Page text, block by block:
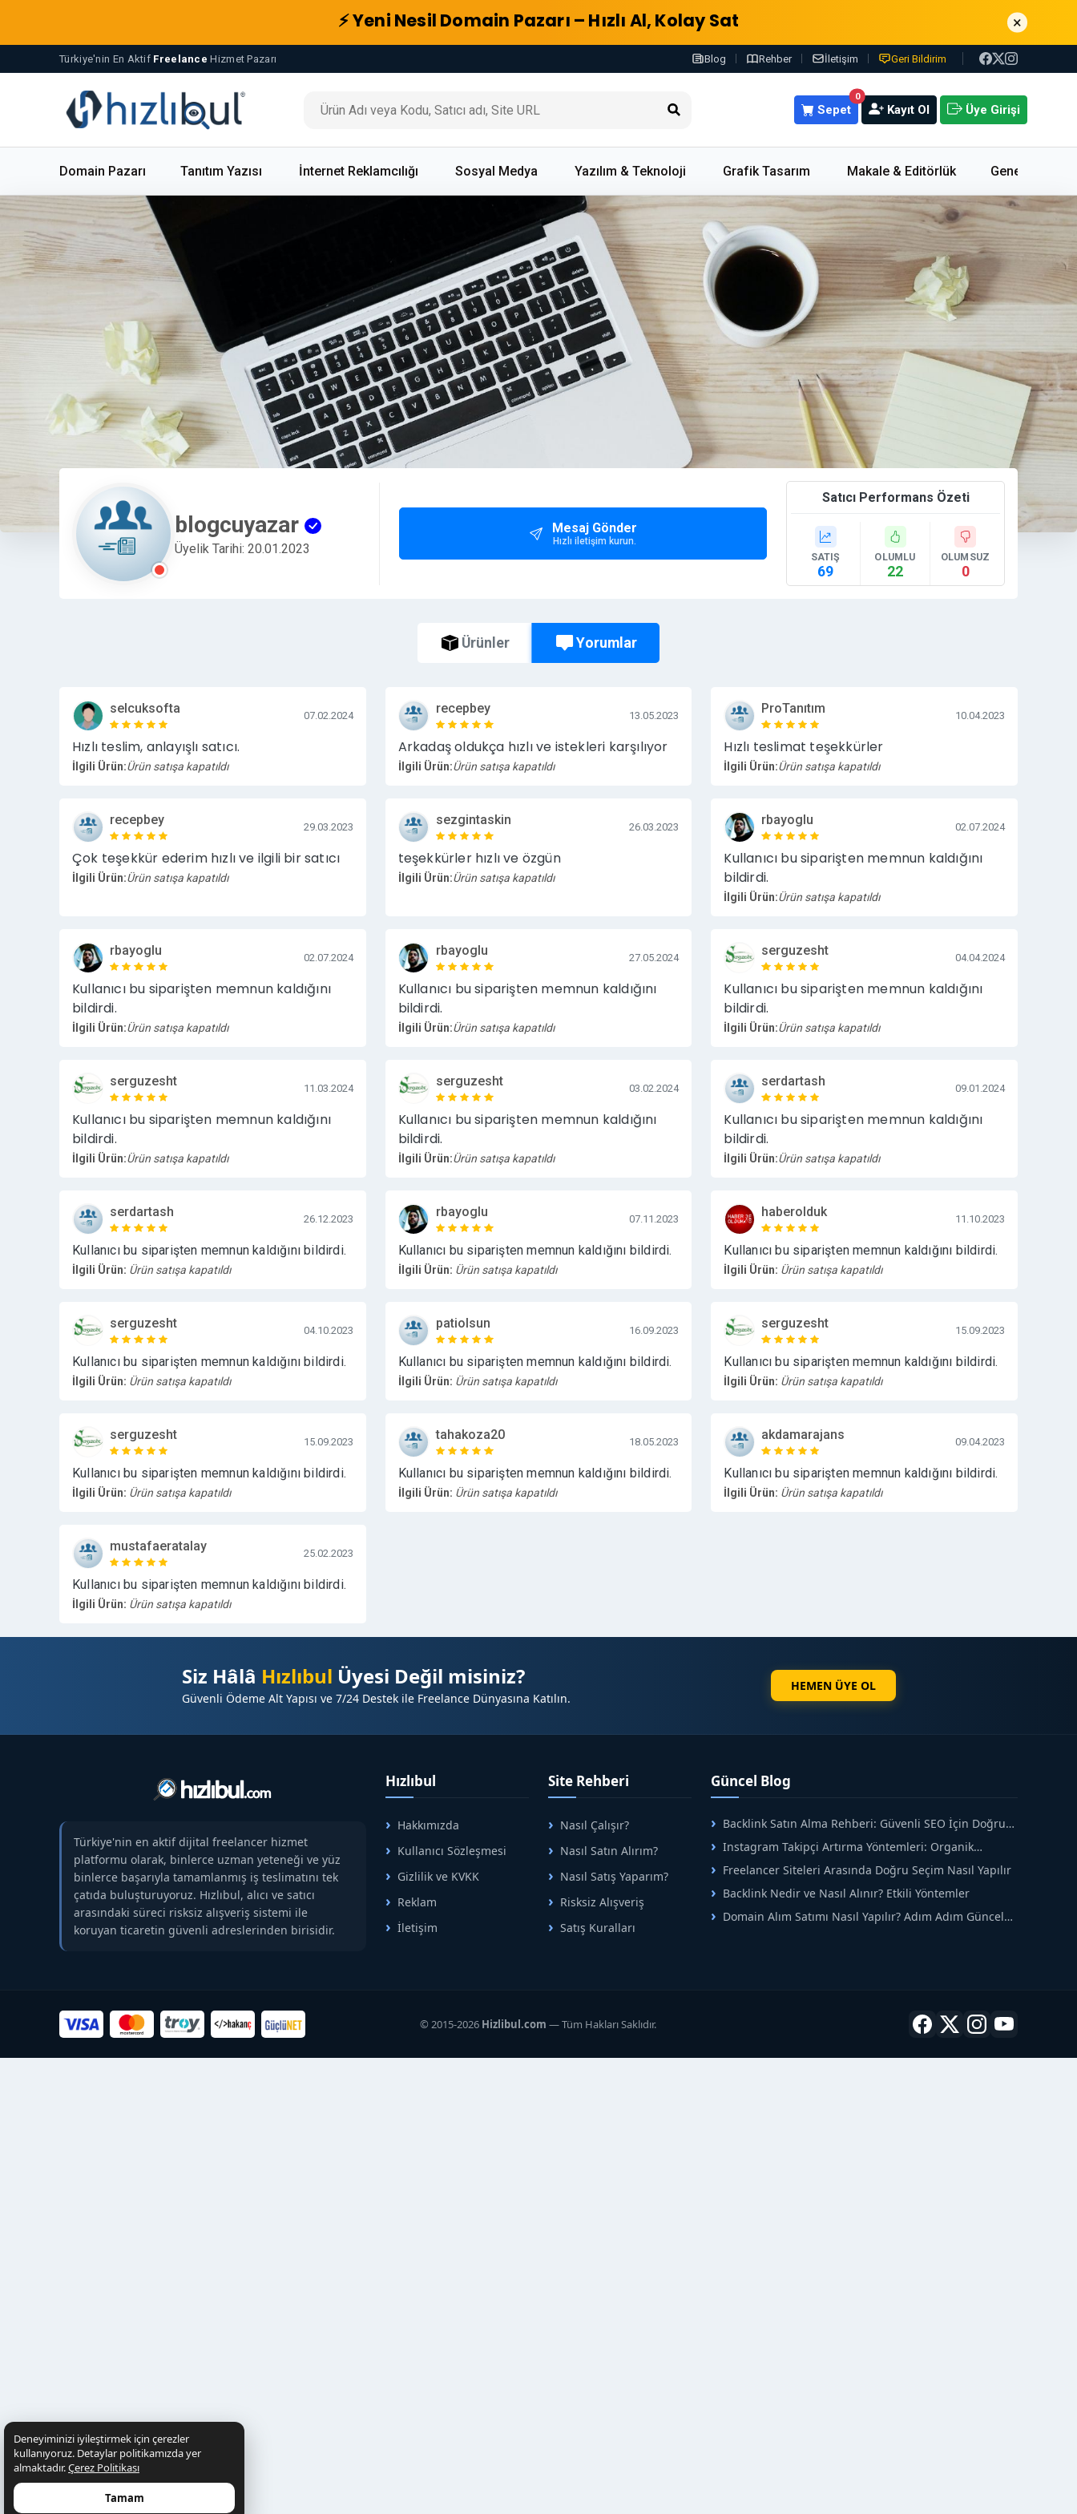
⚡ Yeni Nesil Domain Pazarı – Hızlı Al, Kolay Sat ×
Türkiye'nin En Aktif Freelance Hizmet Pazarı Blog Rehber İletişim Geri Bildirim
0
Sepet Kayıt Ol Üye Girişi
Domain Pazarı Tanıtım Yazısı İnternet Reklamcılığı Sosyal Medya Yazılım & Teknoloji Grafik Tasarım Makale & Editörlük Genel
blogcuyazar
Üyelik Tarihi: 20.01.2023
Mesaj Gönder
Hızlı iletişim kurun.
Satıcı Performans Özeti
SATIŞ
69
OLUMLU
22
OLUMSUZ
0
Ürünler Yorumlar
selcuksofta 07.02.2024
Hızlı teslim, anlayışlı satıcı.
İlgili Ürün:Ürün satışa kapatıldı
recepbey 13.05.2023
Arkadaş oldukça hızlı ve istekleri karşılıyor
İlgili Ürün:Ürün satışa kapatıldı
ProTanıtım 10.04.2023
Hızlı teslimat teşekkürler
İlgili Ürün:Ürün satışa kapatıldı
recepbey 29.03.2023
Çok teşekkür ederim hızlı ve ilgili bir satıcı
İlgili Ürün:Ürün satışa kapatıldı
sezgintaskin 26.03.2023
teşekkürler hızlı ve özgün
İlgili Ürün:Ürün satışa kapatıldı
rbayoglu 02.07.2024
Kullanıcı bu siparişten memnun kaldığını
bildirdi.
İlgili Ürün:Ürün satışa kapatıldı
rbayoglu 02.07.2024
Kullanıcı bu siparişten memnun kaldığını
bildirdi.
İlgili Ürün:Ürün satışa kapatıldı
rbayoglu 27.05.2024
Kullanıcı bu siparişten memnun kaldığını
bildirdi.
İlgili Ürün:Ürün satışa kapatıldı
serguzesht 04.04.2024
Kullanıcı bu siparişten memnun kaldığını
bildirdi.
İlgili Ürün:Ürün satışa kapatıldı
serguzesht 11.03.2024
Kullanıcı bu siparişten memnun kaldığını
bildirdi.
İlgili Ürün:Ürün satışa kapatıldı
serguzesht 03.02.2024
Kullanıcı bu siparişten memnun kaldığını
bildirdi.
İlgili Ürün:Ürün satışa kapatıldı
serdartash 09.01.2024
Kullanıcı bu siparişten memnun kaldığını
bildirdi.
İlgili Ürün:Ürün satışa kapatıldı
serdartash 26.12.2023
Kullanıcı bu siparişten memnun kaldığını bildirdi.
İlgili Ürün: Ürün satışa kapatıldı
rbayoglu 07.11.2023
Kullanıcı bu siparişten memnun kaldığını bildirdi.
İlgili Ürün: Ürün satışa kapatıldı
haberolduk 11.10.2023
Kullanıcı bu siparişten memnun kaldığını bildirdi.
İlgili Ürün: Ürün satışa kapatıldı
serguzesht 04.10.2023
Kullanıcı bu siparişten memnun kaldığını bildirdi.
İlgili Ürün: Ürün satışa kapatıldı
patiolsun 16.09.2023
Kullanıcı bu siparişten memnun kaldığını bildirdi.
İlgili Ürün: Ürün satışa kapatıldı
serguzesht 15.09.2023
Kullanıcı bu siparişten memnun kaldığını bildirdi.
İlgili Ürün: Ürün satışa kapatıldı
serguzesht 15.09.2023
Kullanıcı bu siparişten memnun kaldığını bildirdi.
İlgili Ürün: Ürün satışa kapatıldı
tahakoza20 18.05.2023
Kullanıcı bu siparişten memnun kaldığını bildirdi.
İlgili Ürün: Ürün satışa kapatıldı
akdamarajans 09.04.2023
Kullanıcı bu siparişten memnun kaldığını bildirdi.
İlgili Ürün: Ürün satışa kapatıldı
mustafaeratalay 25.02.2023
Kullanıcı bu siparişten memnun kaldığını bildirdi.
İlgili Ürün: Ürün satışa kapatıldı
Siz Hâlâ Hızlıbul Üyesi Değil misiniz?
Güvenli Ödeme Alt Yapısı ve 7/24 Destek ile Freelance Dünyasına Katılın.
HEMEN ÜYE OL
Türkiye'nin en aktif dijital freelancer hizmet
platformu olarak, binlerce uzman yeteneği ve yüz
binlerce başarıyla tamamlanmış iş teslimatını tek
çatıda buluşturuyoruz. Hızlıbul, alıcı ve satıcı
arasındaki süreci risksiz alışveriş sistemi ile
koruyan ticaretin güvenli adreslerinden birisidir.
Hızlıbul
Hakkımızda
Kullanıcı Sözleşmesi
Gizlilik ve KVKK
Reklam
İletişim
Site Rehberi
Nasıl Çalışır?
Nasıl Satın Alırım?
Nasıl Satış Yaparım?
Risksiz Alışveriş
Satış Kuralları
Güncel Blog
Backlink Satın Alma Rehberi: Güvenli SEO İçin Doğru
Instagram Takipçi Artırma Yöntemleri: Organik
Büyüme Rehberi
Freelancer Siteleri Arasında Doğru Seçim Nasıl Yapılır
Backlink Nedir ve Nasıl Alınır? Etkili Yöntemler
Domain Alım Satımı Nasıl Yapılır? Adım Adım Güncel
© 2015-2026 Hizlibul.com — Tüm Hakları Saklıdır.
Deneyiminizi iyileştirmek için çerezler
kullanıyoruz. Detaylar politikamızda yer
almaktadır.Çerez Politikası
Tamam